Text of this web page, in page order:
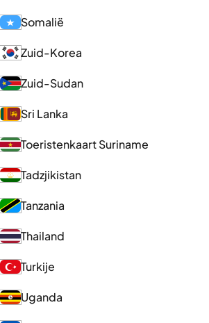
Somalië
Zuid-Korea
Zuid-Sudan
Sri Lanka
Toeristenkaart Suriname
Tadzjikistan
Tanzania
Thailand
Turkije
Uganda